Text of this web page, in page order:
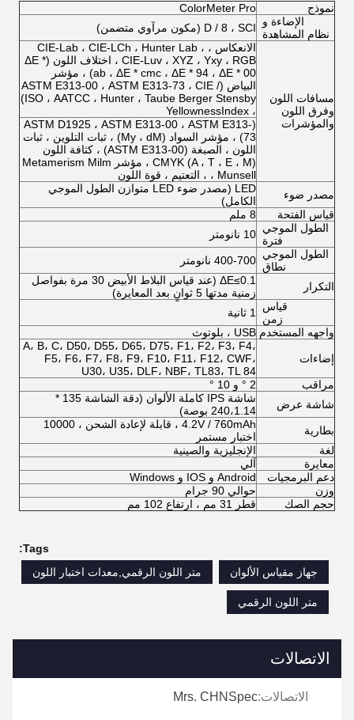
نموذج
ColorMeter Pro
الإضاءة و
نظام المشاهدة
D / 8 ، SCI (مكون مرآوي متضمن)
مسافات اللون
وفرق اللون
والمؤشرات
الانعكاس ، CIE-Lab ، CIE-LCh ، Hunter Lab ،
CIE-Luv ، XYZ ، Yxy ، RGB ، اختلاف اللون (ΔE *
ab ، ΔE * cmc ، ΔE * 94 ، ΔE * 00) ، مؤشر
البياض (ASTM E313-00 ، ASTM E313-73 ، CIE /
ISO ، AATCC ، Hunter ، Taube Berger Stensby)
، YellownessIndex
(ASTM D1925 ، ASTM E313-00 ، ASTM E313-
73) ، مؤشر السواد (My ، dM) ، ثبات التلوين ، ثبات
اللون ، الصبغة (ASTM E313-00) ، كثافة اللون
CMYK (A ، T ، E ، M) ، مؤشر Metamerism Milm
، Munsell ، التعتيم ، قوة اللون
مصدر ضوء
LED (مصدر ضوء LED متوازن الطول الموجي
الكامل)
قياس الفتحة
8 ملم
الطول الموجي
فترة 10 نانومتر
الطول الموجي
نطاق 400-700 نانومتر
التكرار
ΔE≤0.1 (عند قياس البلاط الأبيض 30 مرة بفواصل
زمنية مدتها 5 ثوانٍ بعد المعايرة)
قياس
زمن
1 ثانية
واجهه المستخدم USB ، بلوتوث
إضاءات
A، B، C، D50، D55، D65، D75، F1، F2، F3، F4،
F5، F6، F7، F8، F9، F10، F11، F12، CWF،
U30، U35، DLF، NBF، TL83، TL 84
مراقب
2 ° و 10 °
شاشة عرض
شاشة IPS كاملة الألوان (دقة الشاشة 135 *
240،1.14 بوصة)
بطارية
4.2V / 760mAh ، قابلة لإعادة الشحن ، 10000
اختبار مستمر
لغة
الإنجليزية والصينية
معايرة
آلي
دعم البرمجيات
Android و IOS و Windows
وزن
حوالي 90 جرام
حجم الصك
قطر 31 مم ، ارتفاع 102 مم
Tags:
جهاز مقياس الألوان
متر اللون الرقمي,معدات اختبار اللون
متر اللون الرقمي
الاتصالات
الاتصالات:Mrs. CHNSpec